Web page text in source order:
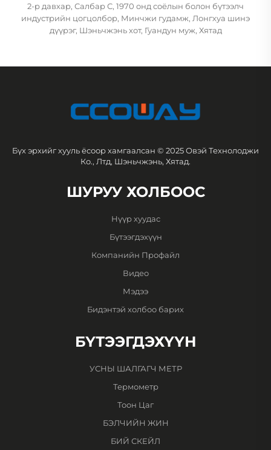
2-р давхар, Салбар С, 1970 онд соёлын болон бүтээлч
индустрийн цогцолбор, Минчжи гудамж, Лонгхуа шинэ
дүүрэг, Шэньчжэнь хот, Гуандун муж, Хятад
Бүх эрхийг хууль ёсоор хамгаалсан © 2025 Овэй Технолоджи
Ко., Лтд, Шэньчжэнь, Хятад.
ШУРУУ ХОЛБООС
Нүүр хуудас
Бүтээгдэхүүн
Компанийн Профайл
Видео
Мэдээ
Бидэнтэй холбоо барих
БҮТЭЭГДЭХҮҮН
УСНЫ ШАЛГАГЧ МЕТР
Термометр
Тоон Цаг
БЭЛЧИЙН ЖИН
БИЙ СКЕЙЛ